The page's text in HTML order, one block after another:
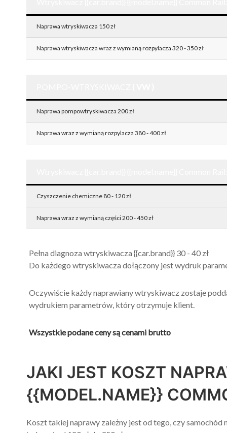
Naprawa wtryskiwacza 150 zł
Naprawa wtryskiwacza wraz z wymianą rozpylacza 320 - 350 zł
Naprawa pompowtryskiwacza 200 zł
Naprawa wraz z wymianą rozpylacza 380 - 400 zł
Czyszczenie chemiczne 80 - 120 zł
Naprawa wraz z wymianą części 200 - 450 zł
Pełna diagnoza wtryskiwacza {{car.brand}} 30 - 40 zł
Do każdego wtryskiwacza dołączony jest wydruk
Oczywiście każdy naprawiany wtryskiwacz zostaje
wydrukiem parametrów, który otrzymuje klient.
Wszystkie podane ceny są cenami brutto
JAKI JEST KOSZT
{{MODEL.NAME}}
Koszttakiej naprawy zależny jest od tego, czy